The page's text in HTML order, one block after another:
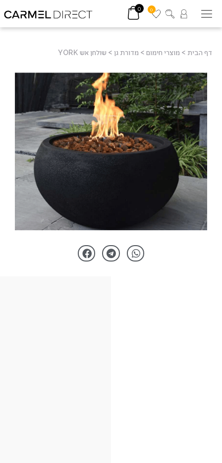
0
0
דף הבית > מוצרי חימום > מדורת גן > שולחן אש YORK